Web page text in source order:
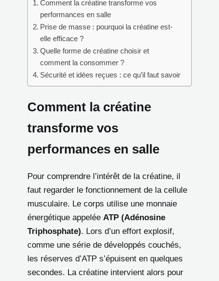
Comment la créatine transforme vos
performances en salle
Prise de masse : pourquoi la créatine est-
elle efficace ?
Quelle forme de créatine choisir et
comment la consommer ?
Sécurité et idées reçues : ce qu’il faut savoir
Comment la créatine
transforme vos
performances en salle
Pour comprendre l’intérêt de la créatine, il
faut regarder le fonctionnement de la cellule
musculaire. Le corps utilise une monnaie
énergétique appelée ATP (Adénosine
Triphosphate). Lors d’un effort explosif,
comme une série de développés couchés,
les réserves d’ATP s’épuisent en quelques
secondes. La créatine intervient alors pour